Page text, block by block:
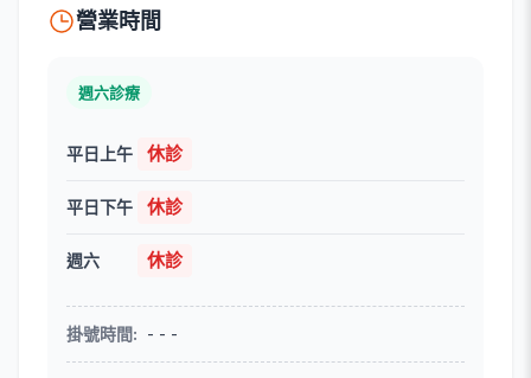
營業時間
週六診療
平日上午 休診
平日下午 休診
週六 休診
掛號時間: - - -